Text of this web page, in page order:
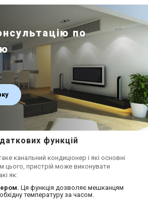
по
функцій
канальний кондиціонер і які основні
цього, пристрій може виконувати
як:
Ця функція дозволяє мешканцям
температуру за часом.